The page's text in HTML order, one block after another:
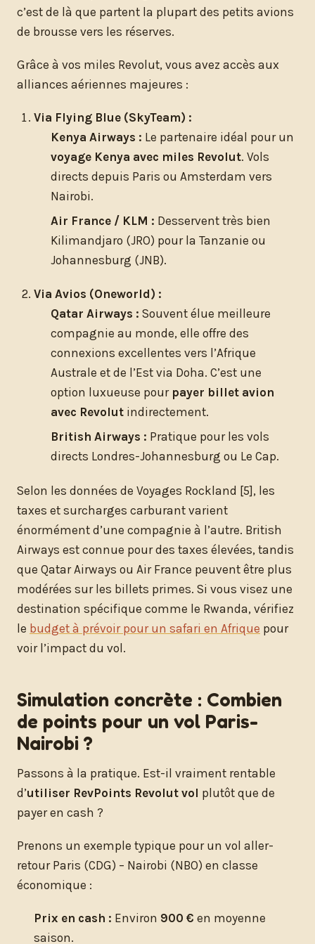
c’est de là que partent la plupart des petits avions
de brousse vers les réserves.
Grâce à vos miles Revolut, vous avez accès aux
alliances aériennes majeures :
Via Flying Blue (SkyTeam) :
Kenya Airways : Le partenaire idéal pour un
voyage Kenya avec miles Revolut. Vols
directs depuis Paris ou Amsterdam vers
Nairobi.
Air France / KLM : Desservent très bien
Kilimandjaro (JRO) pour la Tanzanie ou
Johannesburg (JNB).
Via Avios (Oneworld) :
Qatar Airways : Souvent élue meilleure
compagnie au monde, elle offre des
connexions excellentes vers l’Afrique
Australe et de l’Est via Doha. C’est une
option luxueuse pour payer billet avion
avec Revolut indirectement.
British Airways : Pratique pour les vols
directs Londres-Johannesburg ou Le Cap.
Selon les données de Voyages Rockland [5], les
taxes et surcharges carburant varient
énormément d’une compagnie à l’autre. British
Airways est connue pour des taxes élevées, tandis
que Qatar Airways ou Air France peuvent être plus
modérées sur les billets primes. Si vous visez une
destination spécifique comme le Rwanda, vérifiez
le budget à prévoir pour un safari en Afrique pour
voir l’impact du vol.
Simulation concrète : Combien
de points pour un vol Paris-
Nairobi ?
Passons à la pratique. Est-il vraiment rentable
d’utiliser RevPoints Revolut vol plutôt que de
payer en cash ?
Prenons un exemple typique pour un vol aller-
retour Paris (CDG) – Nairobi (NBO) en classe
économique :
Prix en cash : Environ 900 € en moyenne
saison.